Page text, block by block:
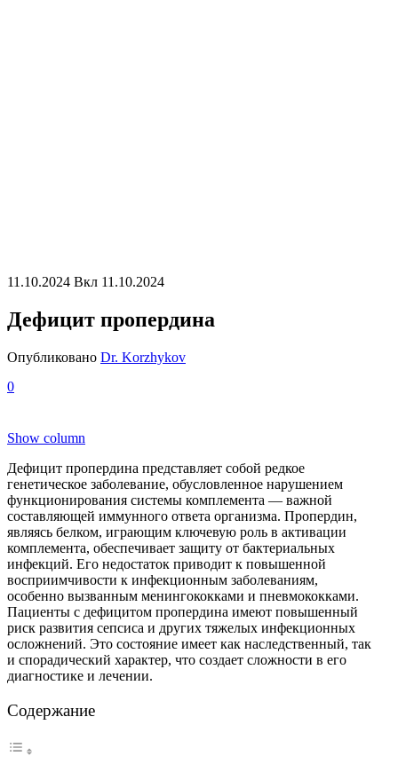
11.10.2024 Вкл 11.10.2024
Дефицит пропердина
Опубликовано Dr. Korzhykov
0
Show column
Дефицит пропердина представляет собой редкое
генетическое заболевание, обусловленное нарушением
функционирования системы комплемента — важной
составляющей иммунного ответа организма. Пропердин,
являясь белком, играющим ключевую роль в активации
комплемента, обеспечивает защиту от бактериальных
инфекций. Его недостаток приводит к повышенной
восприимчивости к инфекционным заболеваниям,
особенно вызванным менингококками и пневмококками.
Пациенты с дефицитом пропердина имеют повышенный
риск развития сепсиса и других тяжелых инфекционных
осложнений. Это состояние имеет как наследственный, так
и спорадический характер, что создает сложности в его
диагностике и лечении.
Содержание